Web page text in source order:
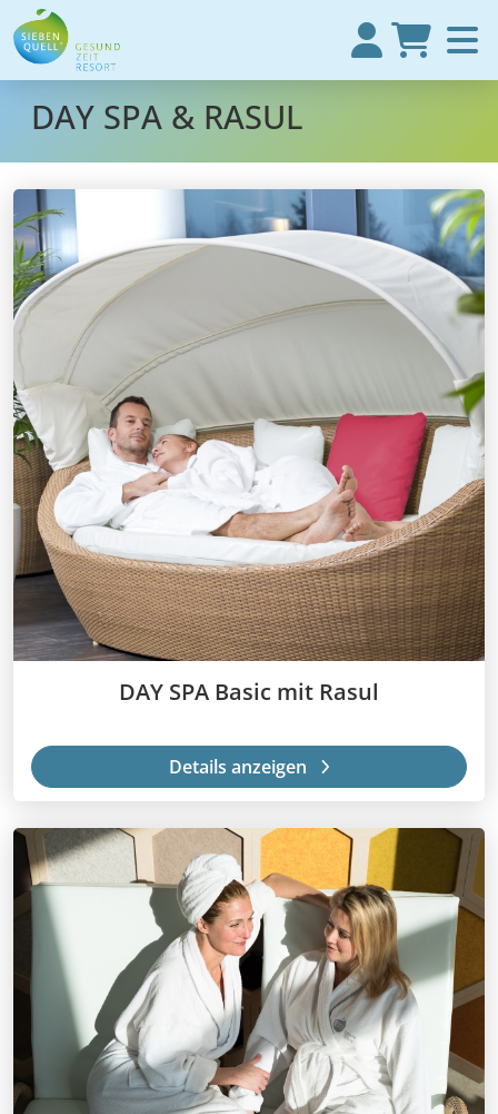
DAY SPA & RASUL
DAY SPA Basic mit Rasul
Details anzeigen